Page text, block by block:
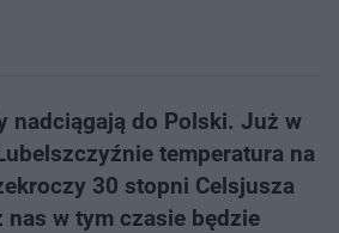
nadciągają do Polski. Już w
temperatura na
30 stopni Celsjusza
nas w tym czasie będzie